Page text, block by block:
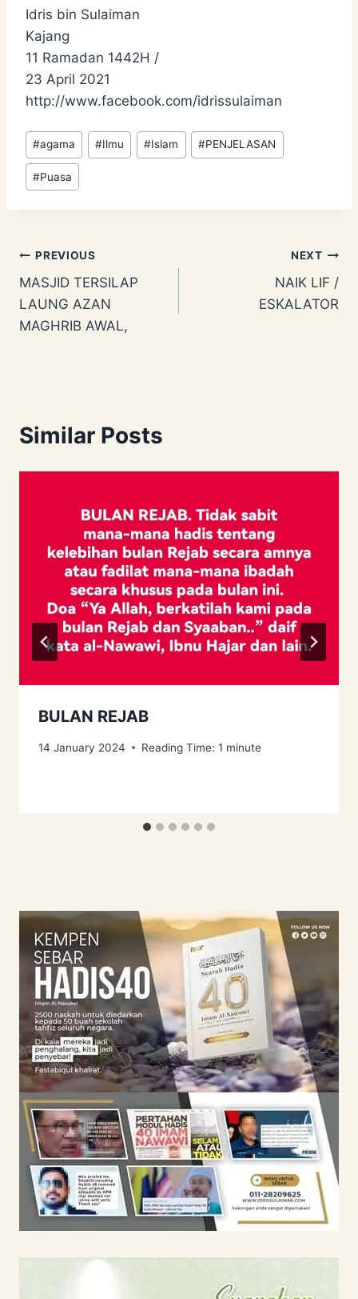
Idris bin Sulaiman
Kajang
11 Ramadan 1442H /
23 April 2021
http://www.facebook.com/idrissulaiman
Post
Tags:
#agama #Ilmu #Islam #PENJELASAN
#Puasa
Post
navigation
PREVIOUS
MASJID TERSILAP
LAUNG AZAN
MAGHRIB AWAL,
NEXT
NAIK LIF /
ESKALATOR
Similar Posts
BULAN REJAB
14 January 2024 Reading Time: 1 minute